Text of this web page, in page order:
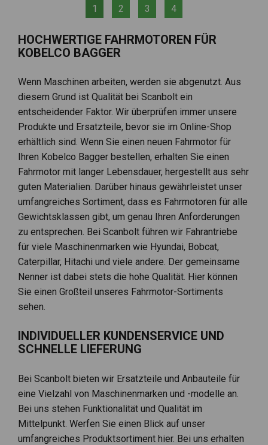
1 2 3 4
HOCHWERTIGE FAHRMOTOREN FÜR
KOBELCO BAGGER
Wenn Maschinen arbeiten, werden sie abgenutzt. Aus
diesem Grund ist Qualität bei Scanbolt ein
entscheidender Faktor. Wir überprüfen immer unsere
Produkte und Ersatzteile, bevor sie im Online-Shop
erhältlich sind. Wenn Sie einen neuen Fahrmotor für
Ihren Kobelco Bagger bestellen, erhalten Sie einen
Fahrmotor mit langer Lebensdauer, hergestellt aus sehr
guten Materialien. Darüber hinaus gewährleistet unser
umfangreiches Sortiment, dass es Fahrmotoren für alle
Gewichtsklassen gibt, um genau Ihren Anforderungen
zu entsprechen. Bei Scanbolt führen wir Fahrantriebe
für viele Maschinenmarken wie Hyundai, Bobcat,
Caterpillar, Hitachi und viele andere. Der gemeinsame
Nenner ist dabei stets die hohe Qualität. Hier können
Sie einen Großteil unseres Fahrmotor-Sortiments
sehen.
INDIVIDUELLER KUNDENSERVICE UND
SCHNELLE LIEFERUNG
Bei Scanbolt bieten wir Ersatzteile und Anbauteile für
eine Vielzahl von Maschinenmarken und -modelle an.
Bei uns stehen Funktionalität und Qualität im
Mittelpunkt. Werfen Sie einen Blick auf unser
umfangreiches Produktsortiment hier. Bei uns erhalten